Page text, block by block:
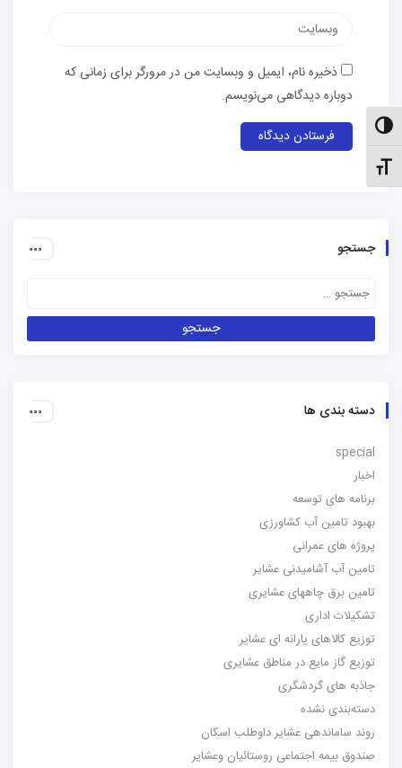
حالت کنتراست بالا
تنظیم اندازهٔ فونت
وب‌سایت
ذخیره نام، ایمیل و وبسایت من در مرورگر برای زمانی که
دوباره دیدگاهی می‌نویسم.
جستجو
دسته بندی ها
special
اخبار
برنامه های توسعه
بهبود تامین آب کشاورزی
پروژه های عمرانی
تامین آب آشامیدنی عشایر
تامین برق چاههای عشایری
تشکیلات اداری
توزیع کالاهای یارانه ای عشایر
توزیع گاز مایع در مناطق عشایری
جاذبه های گردشگری
دسته‌بندی نشده
روند ساماندهی عشایر داوطلب اسکان
صندوق بیمه اجتماعی روستائیان وعشایر